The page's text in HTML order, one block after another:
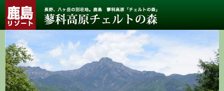
長
野、
八